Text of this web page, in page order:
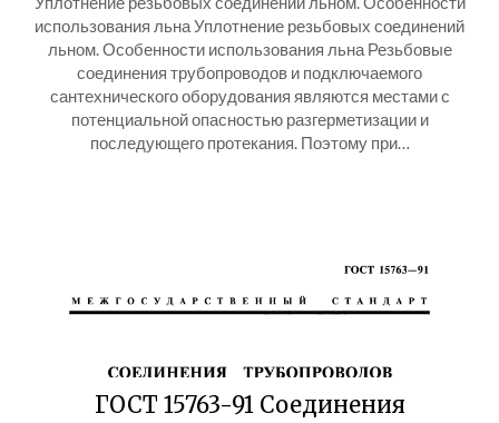
использования льна Уплотнение резьбовых соединений
льном. Особенности использования льна Резьбовые
соединения трубопроводов и подключаемого
сантехнического оборудования являются местами с
потенциальной опасностью разгерметизации и
последующего протекания. Поэтому при…
ГОСТ 15763-91 Соединения